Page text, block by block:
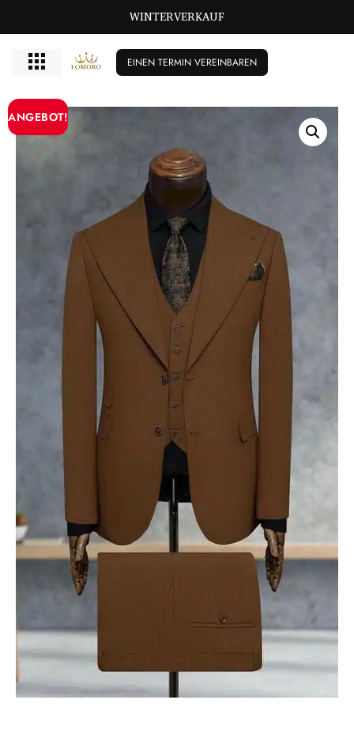
WINTERVERKAUF
EINEN TERMIN VEREINBAREN
ANGEBOT!